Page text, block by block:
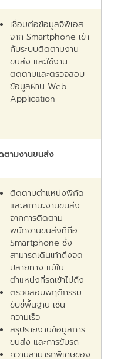
เชื่อมต่อข้อมูลจีพีเอส
จาก Smartphone เข้า
กับระบบติดตามงาน
ขนส่ง และใช้งาน
ติดตามและตรวจสอบ
ข้อมูลผ่าน Web
Application
ตามงานขนส่ง
ติดตามตำแหน่งพิกัด
และสถานะงานขนส่ง
จากการติดตาม
พนักงานขนส่งที่ถือ
Smartphoneซึ่ง
สามารถเดินเท้าถึงจุด
ปลายทาง แม้ใน
ตำแหน่งที่รถเข้าไม่ถึง
ตรวจสอบพฤติกรรม
ขับขี่พื้นฐาน เช่น
ความเร็ว
สรุปรายงานข้อมูลการ
ขนส่ง และการขับรถ
ความสามารถพิเศษของ